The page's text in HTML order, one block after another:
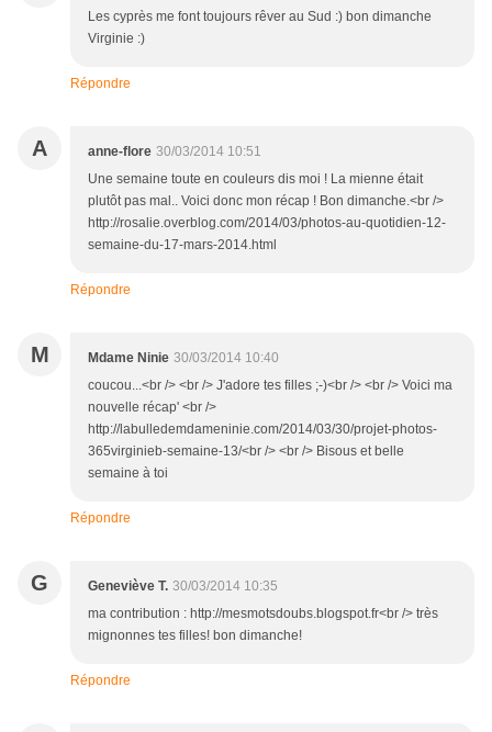
Les cyprès me font toujours rêver au Sud :) bon dimanche
Virginie :)
Répondre
A anne-flore 30/03/2014 10:51
Une semaine toute en couleurs dis moi ! La mienne était
plutôt pas mal.. Voici donc mon récap ! Bon dimanche.<br />
http://rosalie.overblog.com/2014/03/photos-au-quotidien-12-
semaine-du-17-mars-2014.html
Répondre
M Mdame Ninie 30/03/2014 10:40
coucou...<br /> <br /> J'adore tes filles ;-)<br /> <br /> Voici ma
nouvelle récap' <br />
http://labulledemdameninie.com/2014/03/30/projet-photos-
365virginieb-semaine-13/<br /> <br /> Bisous et belle
semaine à toi
Répondre
G Geneviève T. 30/03/2014 10:35
ma contribution : http://mesmotsdoubs.blogspot.fr<br /> très
mignonnes tes filles! bon dimanche!
Répondre